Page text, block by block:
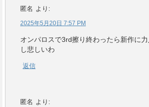
匿名 より:
2025年5月20日 7:57 PM
オンパロスで3rd擦り終わったら新作に
し悲しいわ
返信
匿名 より: